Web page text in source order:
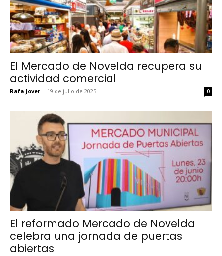
El Mercado de Novelda recupera su
actividad comercial
Rafa Jover - 19 de julio de 2025 0
El reformado Mercado de Novelda
celebra una jornada de puertas
abiertas